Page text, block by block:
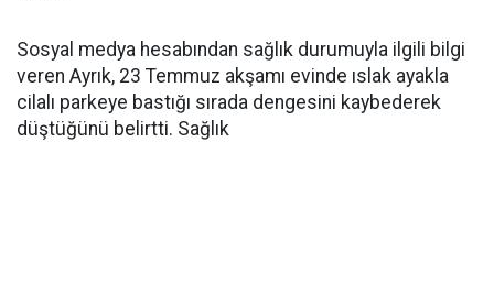
Sosyal medya hesabından sağlık durumuyla ilgili bilgi
veren Ayrık, 23 Temmuz akşamı evinde ıslak ayakla
cilalı parkeye bastığı sırada dengesini kaybederek
düştüğünü belirtti. Sağlık